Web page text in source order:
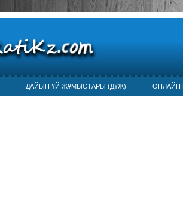
ДАЙЫН ҮЙ ЖҰМЫСТАРЫ (ДҮЖ) ОНЛАЙН